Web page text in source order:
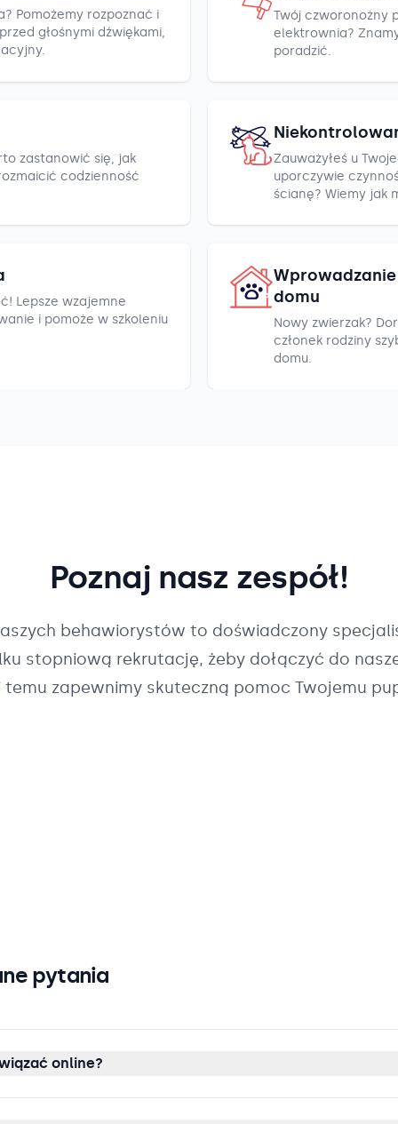
Pomożemy rozpoznać i
głośnymi dźwiękami,
Twój czworonożny
elektrownia?
poradzić.
zastanowić się, jak
codzienność
Zauważyłeś u
uporczywie
ścianę? Wiemy jak
Lepsze wzajemne
i pomoże w szkoleniu
domu
Nowy zwierzak?
członek rodziny
domu.
Poznaj nasz zespół!
behawiorystów to doświadczony
stopniową rekrutację, żeby dołączyć do
temu zapewnimy skuteczną pomoc Twojemu
pytania
online?